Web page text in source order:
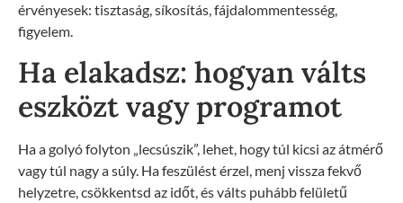
érvényesek: tisztaság, síkosítás, fájdalommentesség,
figyelem.
Ha elakadsz: hogyan válts
eszközt vagy programot
Ha a golyó folyton „lecsúszik”, lehet, hogy túl kicsi az átmérő
vagy túl nagy a súly. Ha feszülést érzel, menj vissza fekvő
helyzetre, csökkentsd az időt, és válts puhább felületű